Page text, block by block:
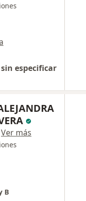
especificar
Ver más
B